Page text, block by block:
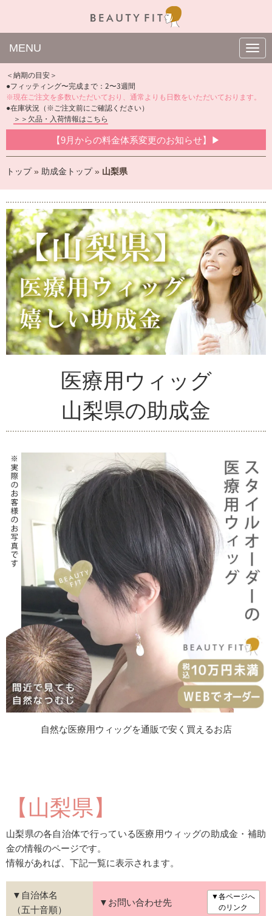
N
a
a
MENU
＜納期の目安＞
●フィッティング〜完成まで：2〜3週間
※現在ご注文を多数いただいており、通常よりも日数をいただいております。
●在庫状況（※ご注文前にご確認ください）
＞＞欠品・入荷情報はこちら
【9月からの料金体系変更のお知らせ】▶
トップ » 助成金トップ » 山梨県
医療用ウィッグ
山梨県の助成金
自然な医療用ウィッグを通販で安く買えるお店
【山梨県】
山梨県の各自治体で行っている医療用ウィッグの助成金・補助
金の情報のページです。
情報があれば、下記一覧に表示されます。
▼自治体名
（五十音順）
▼お問い合わせ先
▼各ページへ
のリンク